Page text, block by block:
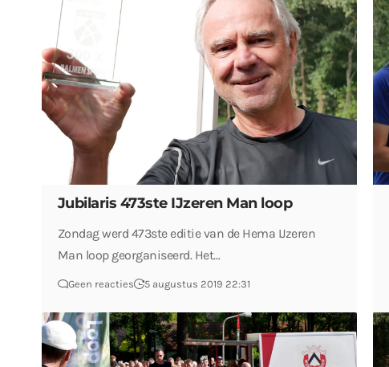
Jubilaris 473ste IJzeren Man loop
Zondag werd 473ste editie van de Hema IJzeren
Man loop georganiseerd. Het…
Geen reacties 5 augustus 2019 22:31